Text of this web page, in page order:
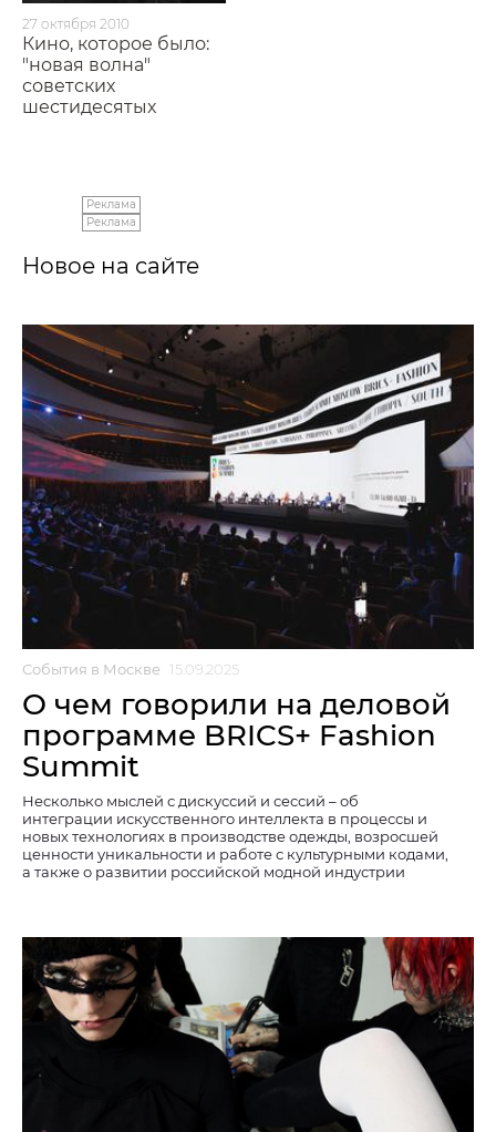
27 октября 2010
Кино, которое было:
"новая волна"
советских
шестидесятых
Реклама
Реклама
Новое на сайте
События в Москве 15.09.2025
О чем говорили на деловой
программе BRICS+ Fashion
Summit
Несколько мыслей с дискуссий и сессий – об
интеграции искусственного интеллекта в процессы и
новых технологиях в производстве одежды, возросшей
ценности уникальности и работе с культурными кодами,
а также о развитии российской модной индустрии